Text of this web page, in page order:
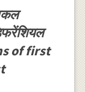
of first